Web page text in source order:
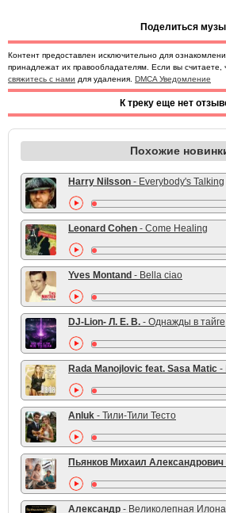
Поделиться
Контент предоставлен исключительно для
принадлежат их правообладателям. Если вы считаете,
свяжитесь с нами для удаления. DMCA Уведомление
К треку еще нет
Похожие
Harry Nilsson - Everybody's Talking
Leonard Cohen - Come Healing
Yves Montand - Bella ciao
DJ-Lion- Л. Е. В. - Однажды в тайге
Rada Manojlovic feat. Sasa Matic -
Anluk - Тили-Тили Тесто
Пьянков Михаил Александрович
Александр - Великолепная Илона